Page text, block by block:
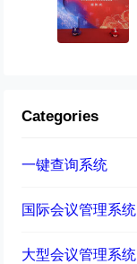
Categories
一键查询系统
国际会议管理系统
大型会议管理系统